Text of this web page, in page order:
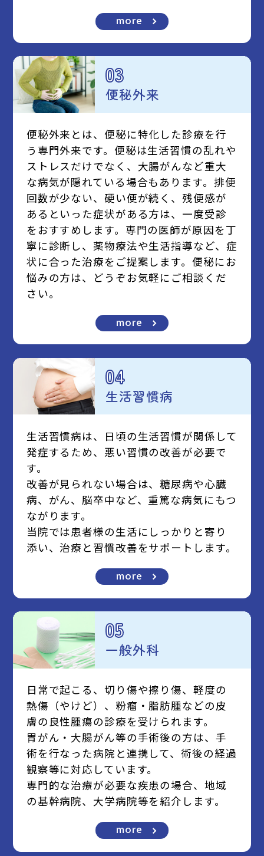
more
03
便秘外来
便秘外来とは、便秘に特化した診療を行
う専門外来です。便秘は生活習慣の乱れや
ストレスだけでなく、大腸がんなど重大
な病気が隠れている場合もあります。排便
回数が少ない、硬い便が続く、残便感が
あるといった症状がある方は、一度受診
をおすすめします。専門の医師が原因を丁
寧に診断し、薬物療法や生活指導など、症
状に合った治療をご提案します。便秘にお
悩みの方は、どうぞお気軽にご相談くだ
さい。
more
04
生活習慣病
生活習慣病は、日頃の生活習慣が関係して
発症するため、悪い習慣の改善が必要で
す。
改善が見られない場合は、糖尿病や心臓
病、がん、脳卒中など、重篤な病気にもつ
ながります。
当院では患者様の生活にしっかりと寄り
添い、治療と習慣改善をサポートします。
more
05
一般外科
日常で起こる、切り傷や擦り傷、軽度の
熱傷（やけど）、粉瘤・脂肪腫などの皮
膚の良性腫瘍の診療を受けられます。
胃がん・大腸がん等の手術後の方は、手
術を行なった病院と連携して、術後の経過
観察等に対応しています。
専門的な治療が必要な疾患の場合、地域
の基幹病院、大学病院等を紹介します。
more